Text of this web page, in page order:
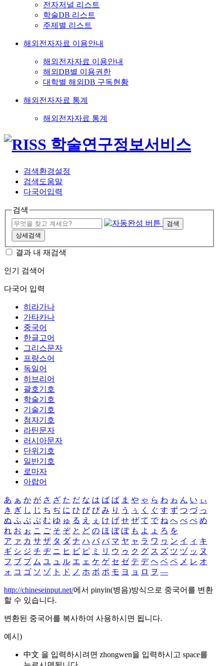
전자저널 리스트
학술DB 리스트
주제별 리스트
해외전자자료 이용안내
해외전자자료 이용안내
해외DB별 이용권한
대학별 해외DB 구독현황
해외전자자료 통계
해외전자자료 통계
검색환경설정
검색도움말
다국어입력
검색
검색
상세검색
결과 내 재검색
인기 검색어
다국어 입력
히라가나
가타카나
중국어
한글고어
그리스문자
프랑스어
독일어
히브리어
괄호기호
학술기호
기술기호
첨자기호
라틴문자
러시아문자
단위기호
일반기호
로마자
아랍어
あ ぁ か が さ ざ た だ な は ば ぱ ま や ゃ ら わ ゎ ん い ぃ
き ぎ し じ ち ぢ に ひ び ぴ み り う ぅ く ぐ す ず つ づ っ
ぬ ふ ぶ ぷ む ゆ ゅ る え ぇ け げ せ ぜ て で ね へ べ ぺ め
れ お ぉ こ ご そ ぞ と ど の ほ ぼ ぽ も よ ょ ろ を
ア ァ カ サ ザ タ ダ ナ ハ バ パ マ ヤ ャ ラ ワ ヮ ン イ ィ キ
ギ シ ジ チ ヂ ニ ヒ ビ ピ ミ リ ウ ゥ ク グ ス ズ ツ ヅ ッ ヌ
フ ブ プ ム ユ ュ ル エ ェ ケ ゲ セ ゼ テ デ ヘ ベ ペ メ レ オ
ォ コ ゴ ソ ゾ ト ド ノ ホ ボ ポ モ ヨ ョ ロ ヲ ―
http://chineseinput.net/에서 pinyin(병음)방식으로 중국어를 변환
할 수 있습니다.
변환된 중국어를 복사하여 사용하시면 됩니다.
예시)
中文 을 입력하시려면 zhongwen을 입력하시고 space를